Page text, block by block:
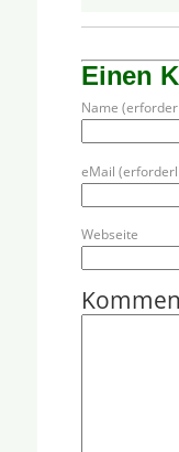
Einen
Name
eMail
Webseite